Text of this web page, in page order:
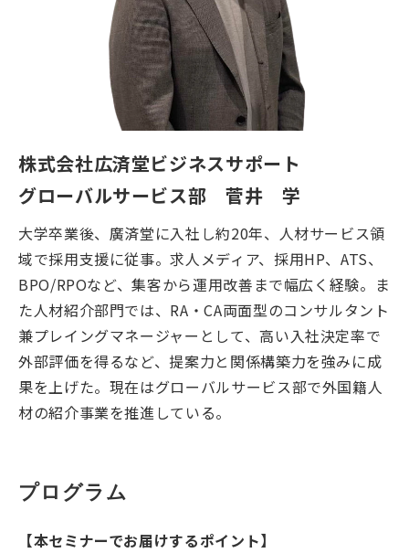
株式会社広済堂ビジネスサポート
グローバルサービス部 菅井 学
大学卒業後、廣済堂に入社し約20年、人材サービス領
域で採用支援に従事。求人メディア、採用HP、ATS、
BPO/RPOなど、集客から運用改善まで幅広く経験。ま
た人材紹介部門では、RA・CA両面型のコンサルタント
兼プレイングマネージャーとして、高い入社決定率で
外部評価を得るなど、提案力と関係構築力を強みに成
果を上げた。現在はグローバルサービス部で外国籍人
材の紹介事業を推進している。
プログラム
【本セミナーでお届けするポイント】